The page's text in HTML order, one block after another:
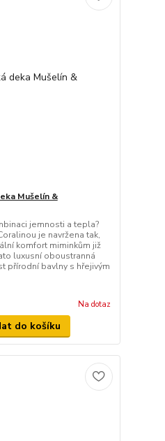
Mušelín &
jemnosti a tepla?
je navržena tak,
komfort miminkům již
luxusní oboustranná
přírodní bavlny s hřejivým
Na dotaz
do košíku